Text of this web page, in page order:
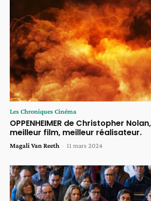
Les Chroniques Cinéma
OPPENHEIMER de Christopher
meilleur film, meilleur réalisateur.
Magali Van Reeth - 11 mars 2024